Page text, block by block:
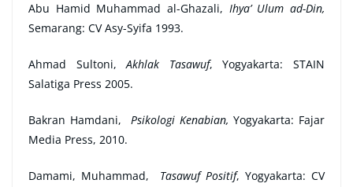
Abu Hamid Muhammad al-Ghazali, Ihya’ Ulum ad-Din,
Semarang: CV Asy-Syifa 1993.
Ahmad Sultoni,Akhlak Tasawuf, Yogyakarta: STAIN
Salatiga Press 2005.
Bakran Hamdani, Psikologi Kenabian, Yogyakarta: Fajar
Media Press, 2010.
Damami, Muhammad, Tasawuf Positif, Yogyakarta: CV